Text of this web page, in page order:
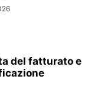
del fatturato e